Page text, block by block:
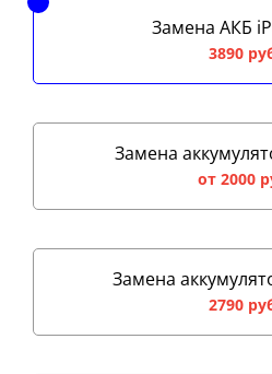
Замена АКБ
3890
Замена
от 2000
Замена
2790